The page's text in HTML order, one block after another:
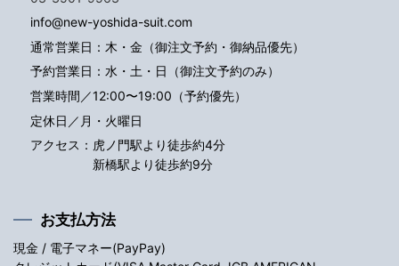
info@new-yoshida-suit.com
通常営業日：木・金（御注文予約・御納品優先）
予約営業日：水・土・日（御注文予約のみ）
営業時間／12:00〜19:00（予約優先）
定休日／月・火曜日
アクセス： 虎ノ門駅より徒歩約4分
新橋駅より徒歩約9分
お支払方法
現金 / 電子マネー(PayPay)